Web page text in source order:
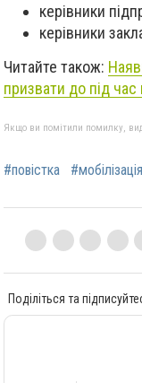
керівники
керівники
Читайте також:
призвати до під час
Якщо ви помітили помилку,
#повістка #мобілізація
Поділіться та